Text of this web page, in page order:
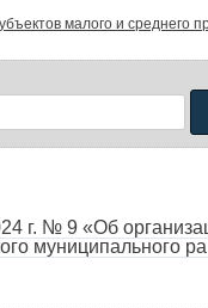
малого и среднего
№ 9 «Об
муниципального